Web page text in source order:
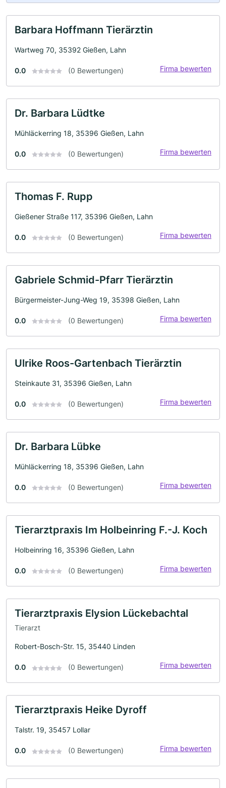
Barbara Hoffmann Tierärztin
Wartweg 70, 35392 Gießen, Lahn
0.0 (0 Bewertungen) Firma bewerten
Dr. Barbara Lüdtke
Mühläckerring 18, 35396 Gießen, Lahn
0.0 (0 Bewertungen) Firma bewerten
Thomas F. Rupp
Gießener Straße 117, 35396 Gießen, Lahn
0.0 (0 Bewertungen) Firma bewerten
Gabriele Schmid-Pfarr Tierärztin
Bürgermeister-Jung-Weg 19, 35398 Gießen, Lahn
0.0 (0 Bewertungen) Firma bewerten
Ulrike Roos-Gartenbach Tierärztin
Steinkaute 31, 35396 Gießen, Lahn
0.0 (0 Bewertungen) Firma bewerten
Dr. Barbara Lübke
Mühläckerring 18, 35396 Gießen, Lahn
0.0 (0 Bewertungen) Firma bewerten
Tierarztpraxis Im Holbeinring F.-J. Koch
Holbeinring 16, 35396 Gießen, Lahn
0.0 (0 Bewertungen) Firma bewerten
Tierarztpraxis Elysion Lückebachtal
Tierarzt
Robert-Bosch-Str. 15, 35440 Linden
0.0 (0 Bewertungen) Firma bewerten
Tierarztpraxis Heike Dyroff
Talstr. 19, 35457 Lollar
0.0 (0 Bewertungen) Firma bewerten